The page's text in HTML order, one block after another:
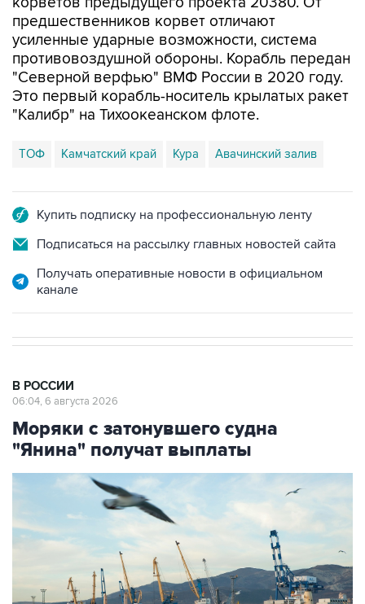
предшественников корвет отличают
усиленные ударные возможности, система
противовоздушной обороны. Корабль передан
"Северной верфью" ВМФ России в 2020 году.
Это первый корабль-носитель крылатых ракет
"Калибр" на Тихоокеанском флоте.
ТОФ Камчатский край Кура Авачинский залив
Купить подписку на профессиональную ленту
Подписаться на рассылку главных новостей сайта
Получать оперативные новости в официальном
канале
В РОССИИ
06:04, 6 августа 2026
Моряки с затонувшего судна
"Янина" получат выплаты